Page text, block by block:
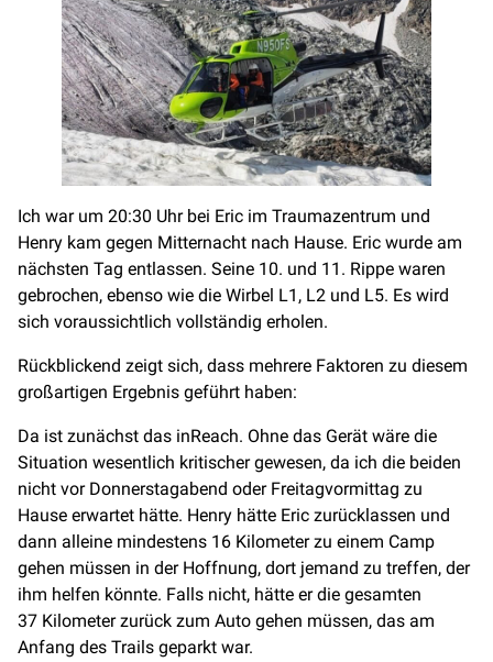
Ich war um 20:30 Uhr bei Eric im Traumazentrum und
Henry kam gegen Mitternacht nach Hause. Eric wurde am
nächsten Tag entlassen. Seine 10. und 11. Rippe waren
gebrochen, ebenso wie die Wirbel L1, L2 und L5. Es wird
sich voraussichtlich vollständig erholen.
Rückblickend zeigt sich, dass mehrere Faktoren zu diesem
großartigen Ergebnis geführt haben:
Da ist zunächst das inReach. Ohne das Gerät wäre die
Situation wesentlich kritischer gewesen, da ich die beiden
nicht vor Donnerstagabend oder Freitagvormittag zu
Hause erwartet hätte. Henry hätte Eric zurücklassen und
dann alleine mindestens 16 Kilometer zu einem Camp
gehen müssen in der Hoffnung, dort jemand zu treffen, der
ihm helfen könnte. Falls nicht, hätte er die gesamten
37 Kilometer zurück zum Auto gehen müssen, das am
Anfang des Trails geparkt war.